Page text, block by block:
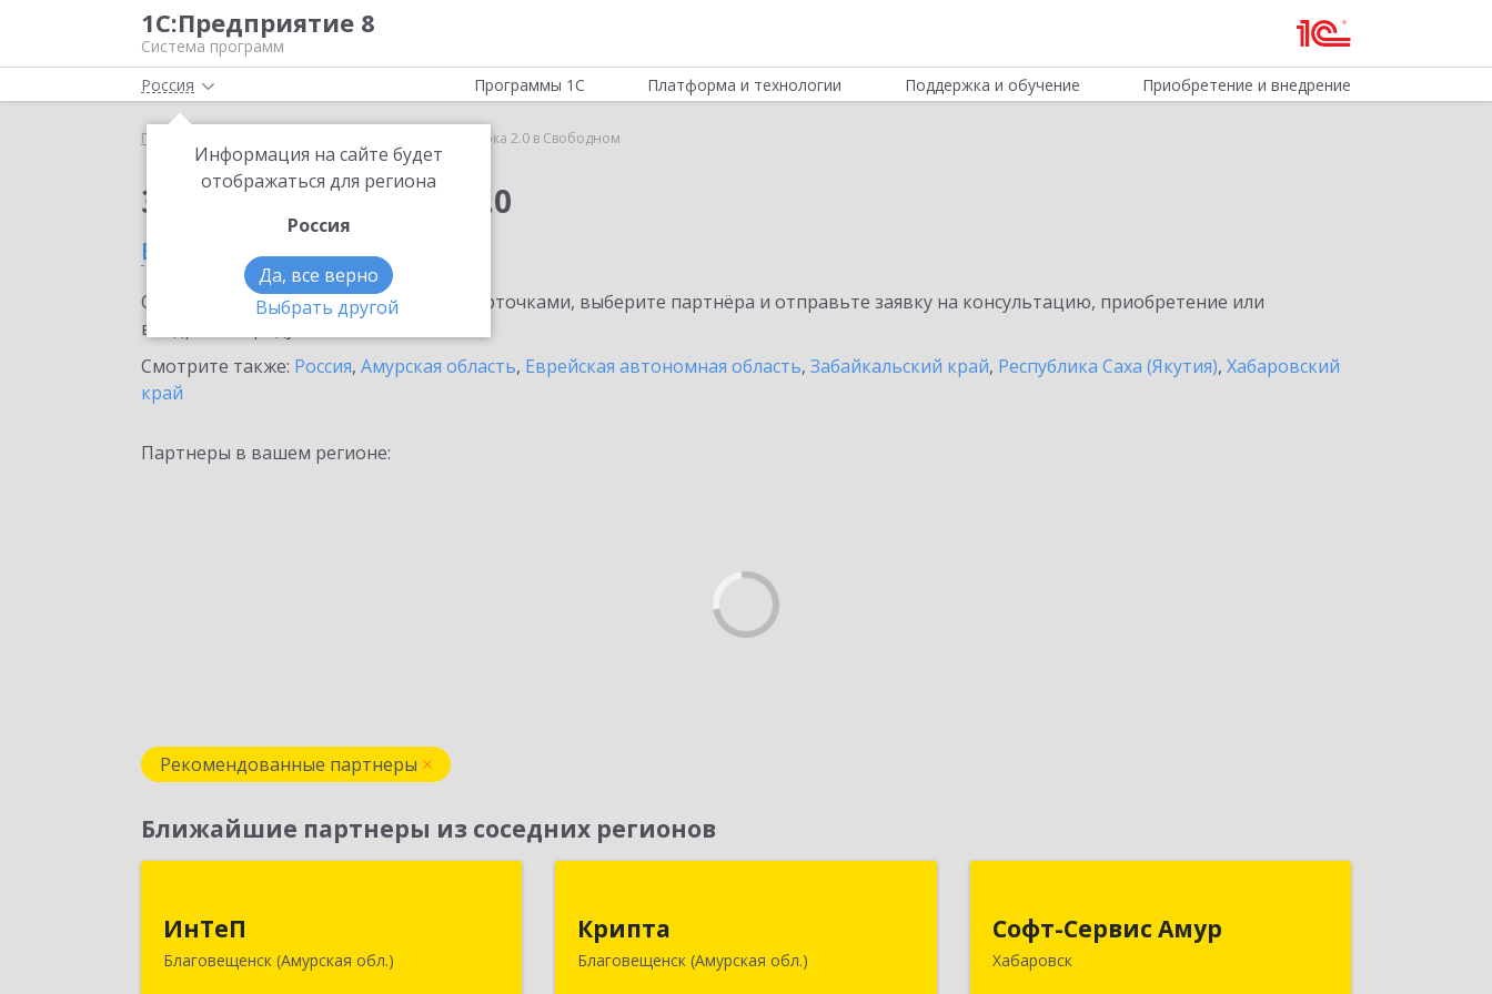
1С:Предприятие 8
Система программ
Россия
Информация на сайте будет
отображаться для региона
Россия
Да, все верно
Выбрать другой
Программы 1С Платформа и технологии Поддержка и обучение Приобретение и внедрение
Главная 1С:Сверка 2.0 в Свободном
Заказать 1С:Сверка 2.0
в Свободном
Ознакомьтесь с информационными карточками, выберите партнёра и отправьте заявку на консультацию, приобретение или
внедрение продукта.
Смотрите также: Россия, Амурская область, Еврейская автономная область, Забайкальский край, Республика Саха (Якутия), Хабаровский
край
Партнеры в вашем регионе:
Рекомендованные партнеры
Ближайшие партнеры из соседних регионов
ИнТеП
Благовещенск (Амурская обл.)
г, Горького ул, дом № 172/1
Крипта
Благовещенск (Амурская обл.)
675000, Амурская обл, Благовещенск
г, Амурская ул, дом № 236, оф.7-8
Софт-Сервис Амур
Хабаровск
680000, Хабаровский край, Хабаровск
г, Муравьева-Амурского ул., дом № 4,